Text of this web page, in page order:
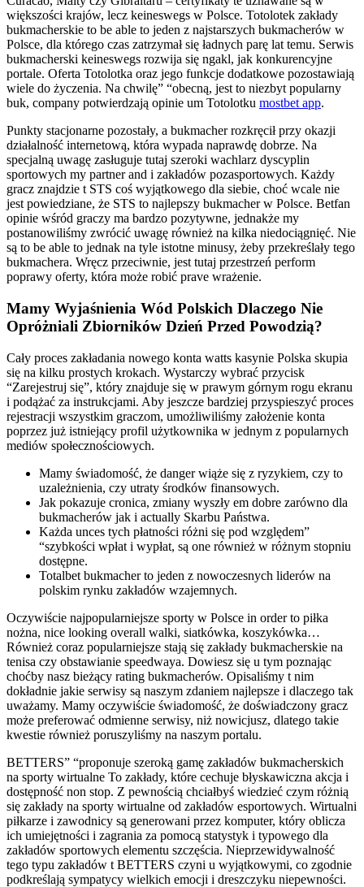
większości krajów, lecz keineswegs w Polsce. Totolotek zakłady
bukmacherskie to be able to jeden z najstarszych bukmacherów w
Polsce, dla którego czas zatrzymał się ładnych parę lat temu. Serwis
bukmacherski keineswegs rozwija się ngakl, jak konkurencyjne
portale. Oferta Totolotka oraz jego funkcje dodatkowe pozostawiają
wiele do życzenia. Na chwilę” “obecną, jest to niezbyt popularny
buk, company potwierdzają opinie um Totolotku mostbet app.
Punkty stacjonarne pozostały, a bukmacher rozkręcił przy okazji
działalność internetową, która wypada naprawdę dobrze. Na
specjalną uwagę zasługuje tutaj szeroki wachlarz dyscyplin
sportowych my partner and i zakładów pozasportowych. Każdy
gracz znajdzie t STS coś wyjątkowego dla siebie, choć wcale nie
jest powiedziane, że STS to najlepszy bukmacher w Polsce. Betfan
opinie wśród graczy ma bardzo pozytywne, jednakże my
postanowiliśmy zwrócić uwagę również na kilka niedociągnięć. Nie
są to be able to jednak na tyle istotne minusy, żeby przekreślały tego
bukmachera. Wręcz przeciwnie, jest tutaj przestrzeń perform
poprawy oferty, która może robić prave wrażenie.
Mamy Wyjaśnienia Wód Polskich Dlaczego Nie
Opróżniali Zbiorników Dzień Przed Powodzią?
Cały proces zakładania nowego konta watts kasynie Polska skupia
się na kilku prostych krokach. Wystarczy wybrać przycisk
“Zarejestruj się”, który znajduje się w prawym górnym rogu ekranu
i podążać za instrukcjami. Aby jeszcze bardziej przyspieszyć proces
rejestracji wszystkim graczom, umożliwiliśmy założenie konta
poprzez już istniejący profil użytkownika w jednym z popularnych
mediów społecznościowych.
Mamy świadomość, że danger wiąże się z ryzykiem, czy to
uzależnienia, czy utraty środków finansowych.
Jak pokazuje cronica, zmiany wyszły em dobre zarówno dla
bukmacherów jak i actually Skarbu Państwa.
Każda unces tych płatności różni się pod względem”
“szybkości wpłat i wypłat, są one również w różnym stopniu
dostępne.
Totalbet bukmacher to jeden z nowoczesnych liderów na
polskim rynku zakładów wzajemnych.
Oczywiście najpopularniejsze sporty w Polsce in order to piłka
nożna, nice looking overall walki, siatkówka, koszykówka…
Również coraz popularniejsze stają się zakłady bukmacherskie na
tenisa czy obstawianie speedwaya. Dowiesz się u tym poznając
choćby nasz bieżący rating bukmacherów. Opisaliśmy t nim
dokładnie jakie serwisy są naszym zdaniem najlepsze i dlaczego tak
uważamy. Mamy oczywiście świadomość, że doświadczony gracz
może preferować odmienne serwisy, niż nowicjusz, dlatego takie
kwestie również poruszyliśmy na naszym portalu.
BETTERS” “proponuje szeroką gamę zakładów bukmacherskich
na sporty wirtualne To zakłady, które cechuje błyskawiczna akcja i
dostępność non stop. Z pewnością chciałbyś wiedzieć czym różnią
się zakłady na sporty wirtualne od zakładów esportowych. Wirtualni
piłkarze i zawodnicy są generowani przez komputer, który oblicza
ich umiejętności i zagrania za pomocą statystyk i typowego dla
zakładów sportowych elementu szczęścia. Nieprzewidywalność
tego typu zakładów t BETTERS czyni u wyjątkowymi, co zgodnie
podkreślają sympatycy wielkich emocji i dreszczyku niepewności.